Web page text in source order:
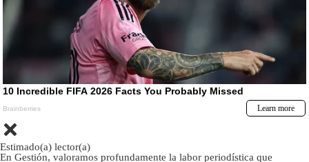
Estimado(a) lector(a)
En Gestión, valoramos profundamente la labor periodística que